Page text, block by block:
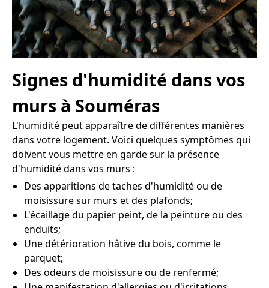
Signes d'humidité dans vos
murs à Souméras
L'humidité peut apparaître de différentes manières
dans votre logement. Voici quelques symptômes qui
doivent vous mettre en garde sur la présence
d'humidité dans vos murs :
Des apparitions de taches d'humidité ou de
moisissure sur murs et des plafonds;
L'écaillage du papier peint, de la peinture ou des
enduits;
Une détérioration hâtive du bois, comme le
parquet;
Des odeurs de moisissure ou de renfermé;